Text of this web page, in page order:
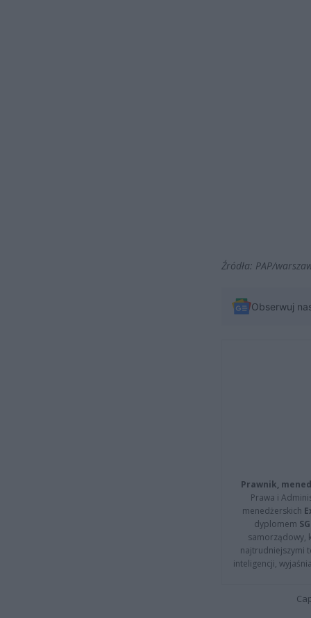
Źródła: PAP/
Obserwuj
Prawnik,
Prawa i
menedżerskich
dyplomem
samorządowy,
najtrudniejszymi
inteligencji,